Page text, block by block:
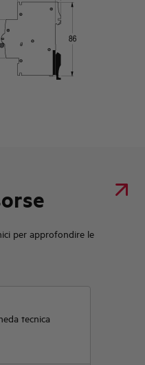
per approfondire le
tecnica